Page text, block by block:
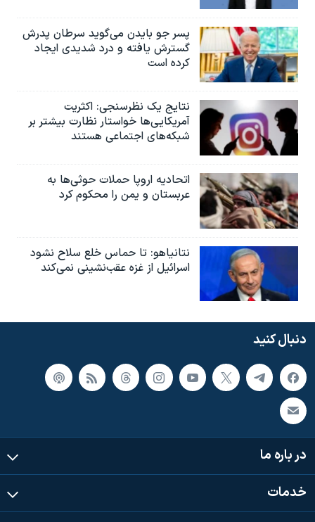
پسر جو بایدن می‌گوید سرطان پدرش
گسترش یافته و درد شدیدی ایجاد
کرده است
نتایج یک نظرسنجی: اکثریت
آمریکایی‌ها خواستار نظارت بیشتر بر
شبکه‌های اجتماعی هستند
اتحادیه اروپا حملات حوثی‌ها به
عربستان و یمن را محکوم کرد
نتانیاهو: تا حماس خلع سلاح نشود
اسرائیل از غزه عقب‌نشینی نمی‌کند
دنبال کنید
در باره ما
خدمات